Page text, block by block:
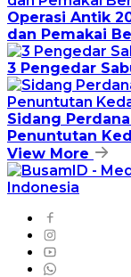
Operasi Antik
dan Pemakai
3 Pengedar
Sidang
Penuntutan
View More